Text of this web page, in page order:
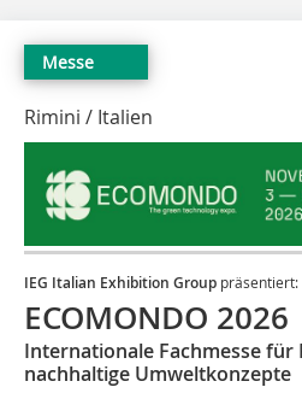
Messe
Rimini / Italien
IEG Italian Exhibition Group präsentiert:
ECOMONDO 2026
Internationale Fachmesse für
nachhaltige Umweltkonzepte